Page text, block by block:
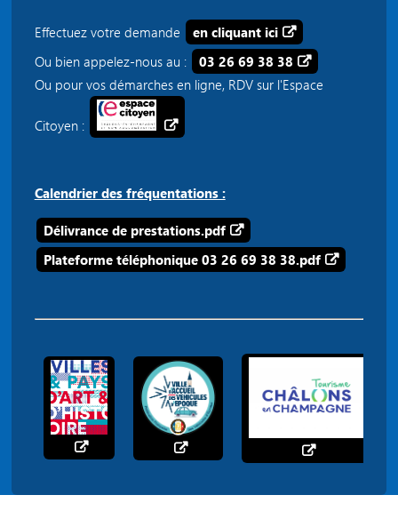
Effectuez votre demande
en cliquant ici
Ou bien appelez-nous au :
03 26 69 38 38
Ou pour vos démarches en ligne, RDV sur l'Espace
Citoyen :
Calendrier des fréquentations :
Délivrance de prestations.pdf
Plateforme téléphonique 03 26 69 38 38.pdf